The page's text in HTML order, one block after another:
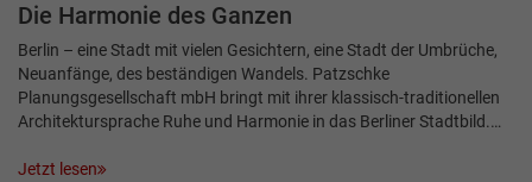
Die Harmonie des Ganzen
Berlin – eine Stadt mit vielen Gesichtern, eine Stadt der Umbrüche,
Neuanfänge, des beständigen Wandels. Patzschke
Planungsgesellschaft mbH bringt mit ihrer klassisch-traditionellen
Architektursprache Ruhe und Harmonie in das Berliner Stadtbild.…
Jetzt lesen